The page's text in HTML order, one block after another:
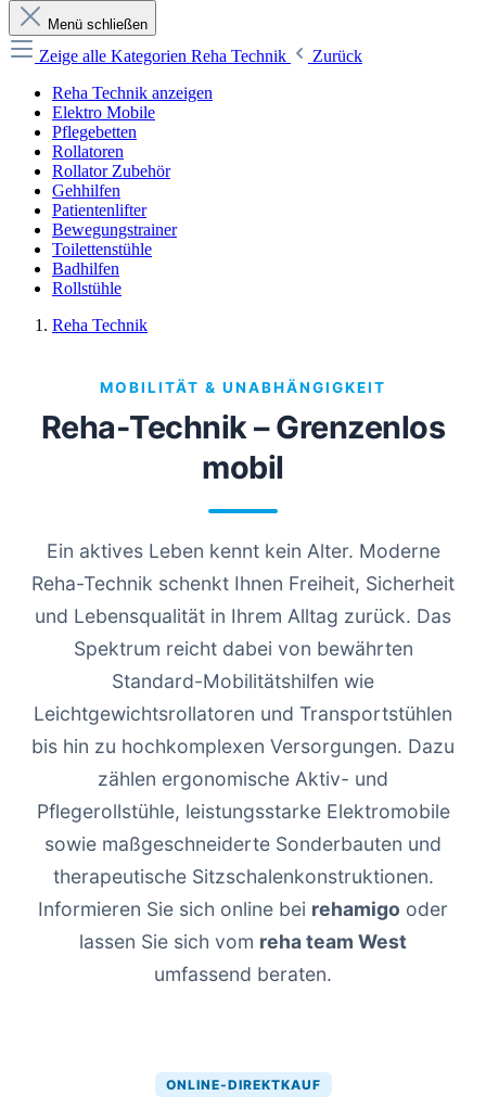
Menü schließen
Zeige alle Kategorien Reha Technik
Zurück
Reha Technik anzeigen
Elektro Mobile
Pflegebetten
Rollatoren
Rollator Zubehör
Gehhilfen
Patientenlifter
Bewegungstrainer
Toilettenstühle
Badhilfen
Rollstühle
Reha Technik
MOBILITÄT & UNABHÄNGIGKEIT
Reha-Technik – Grenzenlos
mobil
Ein aktives Leben kennt kein Alter. Moderne
Reha-Technik schenkt Ihnen Freiheit, Sicherheit
und Lebensqualität in Ihrem Alltag zurück. Das
Spektrum reicht dabei von bewährten
Standard-Mobilitätshilfen wie
Leichtgewichtsrollatoren und Transportstühlen
bis hin zu hochkomplexen Versorgungen. Dazu
zählen ergonomische Aktiv- und
Pflegerollstühle, leistungsstarke Elektromobile
sowie maßgeschneiderte Sonderbauten und
therapeutische Sitzschalenkonstruktionen.
Informieren Sie sich online bei rehamigo oder
lassen Sie sich vom reha team West
umfassend beraten.
ONLINE-DIREKTKAUF